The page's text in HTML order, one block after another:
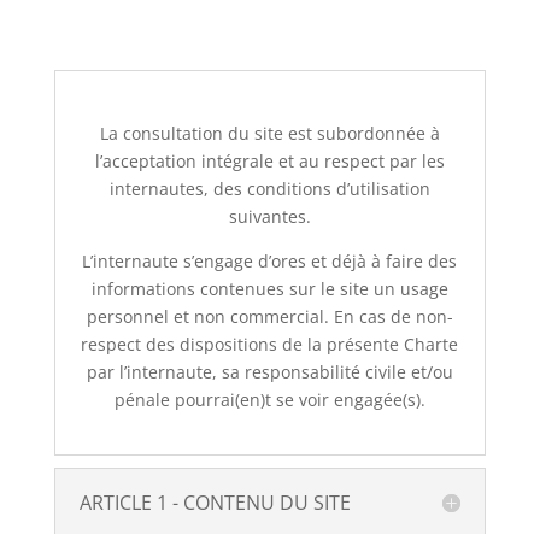
La consultation du site est subordonnée à
l’acceptation intégrale et au respect par les
internautes, des conditions d’utilisation
suivantes.
L’internaute s’engage d’ores et déjà à faire des
informations contenues sur le site un usage
personnel et non commercial. En cas de non-
respect des dispositions de la présente Charte
par l’internaute, sa responsabilité civile et/ou
pénale pourrai(en)t se voir engagée(s).
ARTICLE 1 - CONTENU DU SITE